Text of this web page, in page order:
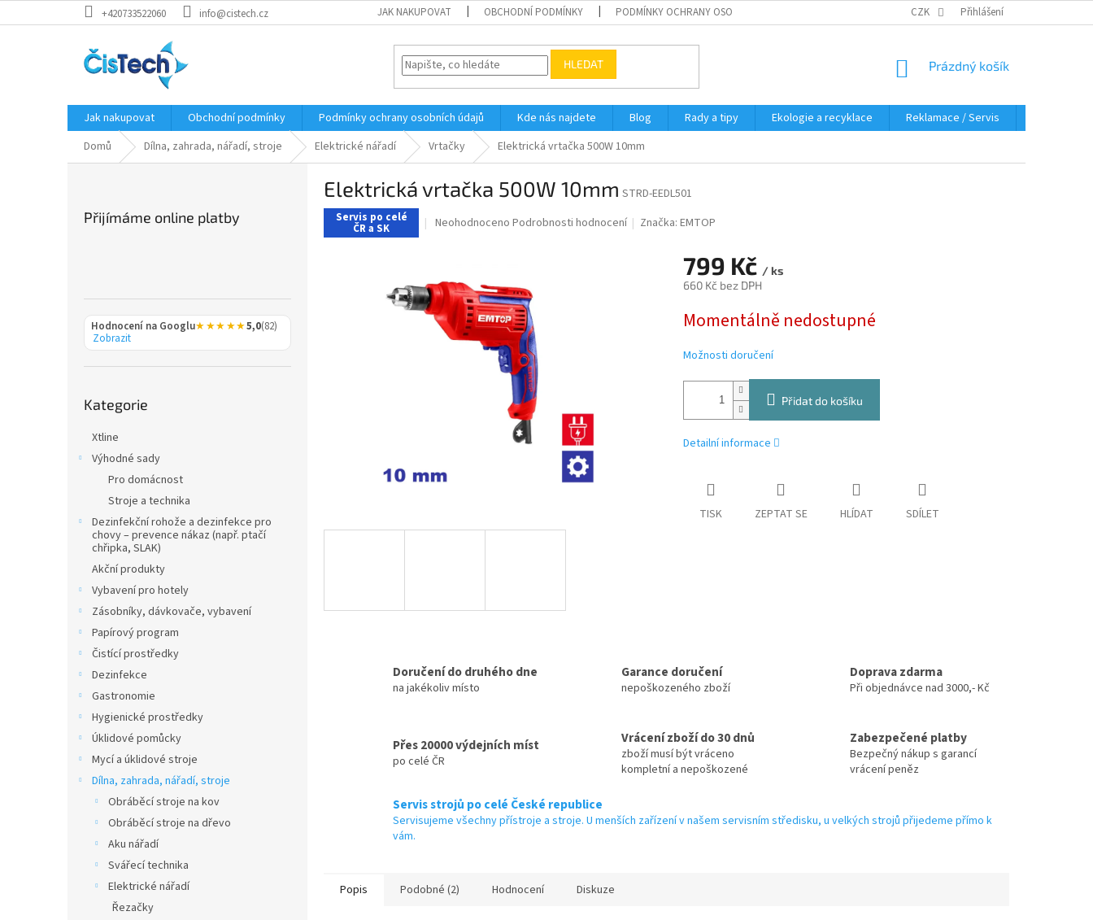
na
+420733522060 info@cistech.cz JAK NAKUPOVAT OBCHODNÍ PODMÍNKY PODMÍNKY OCHRANY OSOBNÍCH ÚDAJŮ CZK Přihlášení
HLEDAT
NÁKUPNÍ
Prázdný košík
Jak nakupovat Obchodní podmínky Podmínky ochrany osobních údajů Kde nás najdete Blog Rady a tipy Ekologie a recyklace Reklamace / Servis
Domů
Dílna, zahrada, nářadí, stroje Elektrické nářadí Vrtačky Elektrická vrtačka 500W 10mm
Přijímáme online platby
Hodnocení na Googlu★★★★★5,0(82)
Zobrazit
kategorie
Kategorie
Xtline
Výhodné sady
Pro domácnost
Stroje a technika
Dezinfekční rohože a dezinfekce pro
chovy – prevence nákaz (např. ptačí
chřipka, SLAK)
Akční produkty
Vybavení pro hotely
Zásobníky, dávkovače, vybavení
Papírový program
Čistící prostředky
Dezinfekce
Gastronomie
Hygienické prostředky
Úklidové pomůcky
Mycí a úklidové stroje
Dílna, zahrada, nářadí, stroje
Obráběcí stroje na kov
Obráběcí stroje na dřevo
Aku nářadí
Svářecí technika
Elektrické nářadí
Řezačky
Elektrická vrtačka 500W 10mm STRD-EEDL501
Servis po celé
ČR a SK
Průměrné
0,0
z
5
hvězdiček.
Neohodnoceno Podrobnosti hodnocení Značka:EMTOP
799 Kč / ks
660 Kč bez DPH
cena:
Momentálně nedostupné
Možnosti doručení
Přidat do košíku
Detailní informace
TISK ZEPTAT SE HLÍDAT SDÍLET
Doručení do druhého dne
na jakékoliv místo
Garance doručení
nepoškozeného zboží
Doprava zdarma
Při objednávce nad 3000,- Kč
Přes 20000 výdejních míst
po celé ČR
Vrácení zboží do 30 dnů
zboží musí být vráceno
kompletní a nepoškozené
Zabezpečené platby
Bezpečný nákup s garancí
vrácení peněz
Servis strojů po celé České republice
Servisujeme všechny přístroje a stroje. U menších zařízení v našem servisním středisku, u velkých strojů přijedeme přímo k
vám.
Popis Podobné (2) Hodnocení Diskuze